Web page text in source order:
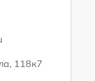
118к7